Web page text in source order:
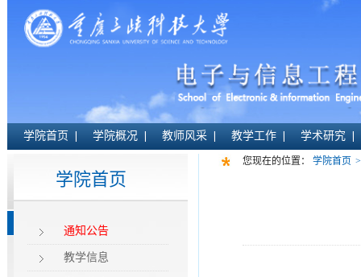
学院首页 学院概况 教师风采 教学工作 学术研究
学院首页
通知公告
教学信息
您现在的位置： 学院首页